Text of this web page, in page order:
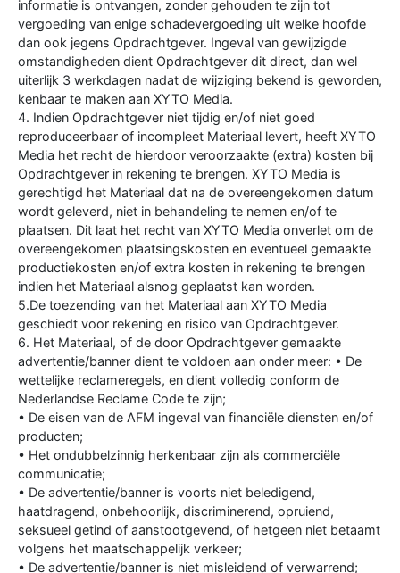
informatie is ontvangen, zonder gehouden te zijn tot
vergoeding van enige schadevergoeding uit welke hoofde
dan ook jegens Opdrachtgever. Ingeval van gewijzigde
omstandigheden dient Opdrachtgever dit direct, dan wel
uiterlijk 3 werkdagen nadat de wijziging bekend is geworden,
kenbaar te maken aan XYTO Media.
4. Indien Opdrachtgever niet tijdig en/of niet goed
reproduceerbaar of incompleet Materiaal levert, heeft XYTO
Media het recht de hierdoor veroorzaakte (extra) kosten bij
Opdrachtgever in rekening te brengen. XYTO Media is
gerechtigd het Materiaal dat na de overeengekomen datum
wordt geleverd, niet in behandeling te nemen en/of te
plaatsen. Dit laat het recht van XYTO Media onverlet om de
overeengekomen plaatsingskosten en eventueel gemaakte
productiekosten en/of extra kosten in rekening te brengen
indien het Materiaal alsnog geplaatst kan worden.
5.De toezending van het Materiaal aan XYTO Media
geschiedt voor rekening en risico van Opdrachtgever.
6. Het Materiaal, of de door Opdrachtgever gemaakte
advertentie/banner dient te voldoen aan onder meer: • De
wettelijke reclameregels, en dient volledig conform de
Nederlandse Reclame Code te zijn;
• De eisen van de AFM ingeval van financiële diensten en/of
producten;
• Het ondubbelzinnig herkenbaar zijn als commerciële
communicatie;
• De advertentie/banner is voorts niet beledigend,
haatdragend, onbehoorlijk, discriminerend, opruiend,
seksueel getind of aanstootgevend, of hetgeen niet betaamt
volgens het maatschappelijk verkeer;
• De advertentie/banner is niet misleidend of verwarrend;